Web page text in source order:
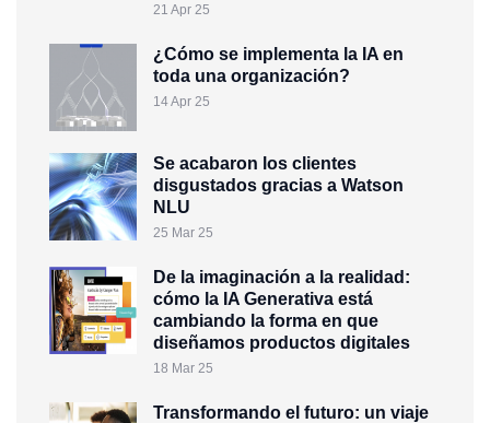
21 Apr 25
¿Cómo se implementa la IA en
toda una organización?
14 Apr 25
Se acabaron los clientes
disgustados gracias a Watson
NLU
25 Mar 25
De la imaginación a la realidad:
cómo la IA Generativa está
cambiando la forma en que
diseñamos productos digitales
18 Mar 25
Transformando el futuro: un viaje